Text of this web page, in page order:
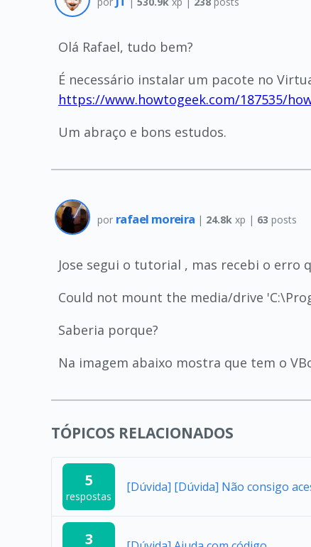
Olá Rafael, tudo bem?
É necessário instalar um pacote no
https://www.howtogeek.com/187535/
Um abraço e bons estudos.
por rafael moreira | 24.8k xp | 63 posts
Jose segui o tutorial , mas recebi o erro
Could not mount the media/drive
Saberia porque?
Na imagem abaixo mostra que tem o
TÓPICOS RELACIONADOS
5
respostas
[Dúvida] [Dúvida] Não consigo
3